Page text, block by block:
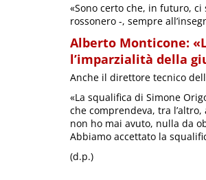
«Sono certo che, in futuro,
rossonero -, sempre
Alberto Monticone:
l’imparzialità della
Anche il direttore tecnico
«La squalifica di Simone
che comprendeva, tra
non ho mai avuto, nulla da
Abbiamo accettato la
(d.p.)